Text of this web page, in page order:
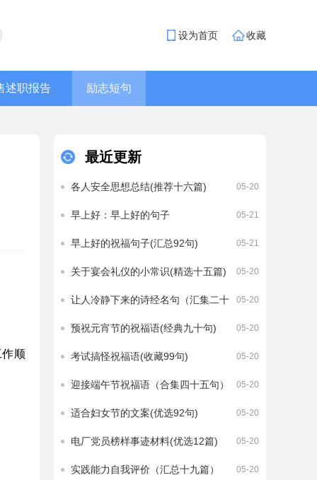
设为首页 收藏
述职报告 励志短句
顺
最近更新
各人安全思想总结(推荐十六篇) 05-20
早上好：早上好的句子 05-21
早上好的祝福句子(汇总92句) 05-21
关于宴会礼仪的小常识(精选十五篇) 05-20
让人冷静下来的诗经名句（汇集二十
05-20
预祝元宵节的祝福语(经典九十句) 05-20
考试搞怪祝福语(收藏99句) 05-20
迎接端午节祝福语（合集四十五句） 05-20
适合妇女节的文案(优选92句) 05-20
电厂党员榜样事迹材料(优选12篇) 05-20
实践能力自我评价（汇总十九篇） 05-20